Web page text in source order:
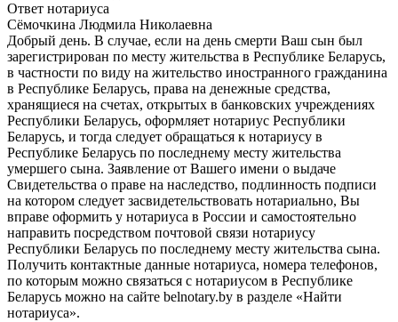
Ответ нотариуса
Сёмочкина Людмила Николаевна
Добрый день. В случае, если на день смерти Ваш сын был
зарегистрирован по месту жительства в Республике Беларусь,
в частности по виду на жительство иностранного гражданина
в Республике Беларусь, права на денежные средства,
хранящиеся на счетах, открытых в банковских учреждениях
Республики Беларусь, оформляет нотариус Республики
Беларусь, и тогда следует обращаться к нотариусу в
Республике Беларусь по последнему месту жительства
умершего сына. Заявление от Вашего имени о выдаче
Свидетельства о праве на наследство, подлинность подписи
на котором следует засвидетельствовать нотариально, Вы
вправе оформить у нотариуса в России и самостоятельно
направить посредством почтовой связи нотариусу
Республики Беларусь по последнему месту жительства сына.
Получить контактные данные нотариуса, номера телефонов,
по которым можно связаться с нотариусом в Республике
Беларусь можно на сайте belnotary.by в разделе «Найти
нотариуса».